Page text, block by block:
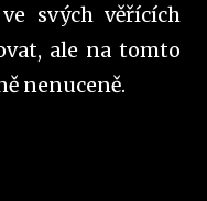
svých věřících
ale na tomto
nenuceně.